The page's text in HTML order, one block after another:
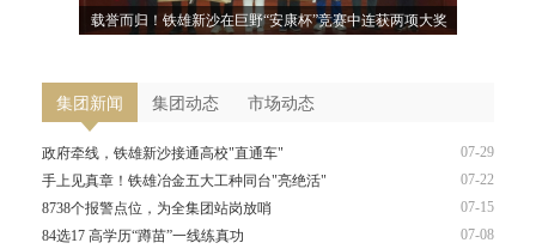
载誉而归！铁雄新沙在巨野“安康杯”竞赛中连获两项大奖
集团新闻 集团动态 市场动态
政府牵线，铁雄新沙接通高校"直通车"
07-29
手上见真章！铁雄冶金五大工种同台"亮绝活"
07-22
8738个报警点位，为全集团站岗放哨
07-15
84选17 高学历“蹲苗”一线练真功
07-08